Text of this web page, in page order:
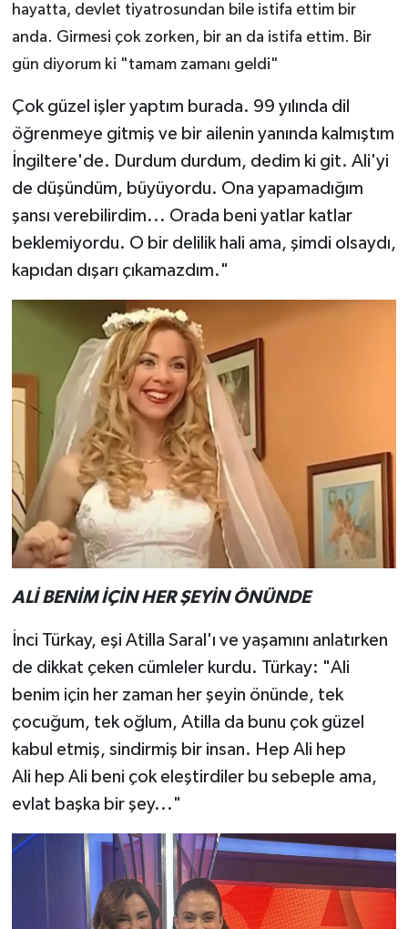
hayatta, devlet tiyatrosundan bile istifa ettim bir
anda. Girmesi çok zorken, bir an da istifa ettim. Bir
gün diyorum ki "tamam zamanı geldi"
Çok güzel işler yaptım burada. 99 yılında dil
öğrenmeye gitmiş ve bir ailenin yanında kalmıştım
İngiltere'de. Durdum durdum, dedim ki git. Ali'yi
de düşündüm, büyüyordu. Ona yapamadığım
şansı verebilirdim... Orada beni yatlar katlar
beklemiyordu. O bir delilik hali ama, şimdi olsaydı,
kapıdan dışarı çıkamazdım."
ALİ BENİM İÇİN HER ŞEYİN ÖNÜNDE
İnci Türkay, eşi Atilla Saral'ı ve yaşamını anlatırken
de dikkat çeken cümleler kurdu. Türkay: "Ali
benim için her zaman her şeyin önünde, tek
çocuğum, tek oğlum, Atilla da bunu çok güzel
kabul etmiş, sindirmiş bir insan. Hep Ali hep
Ali hep Ali beni çok eleştirdiler bu sebeple ama,
evlat başka bir şey..."